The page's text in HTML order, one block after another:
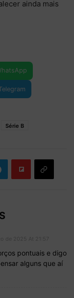
ainda mais
Série B
pontuais e digo
alguns que aí